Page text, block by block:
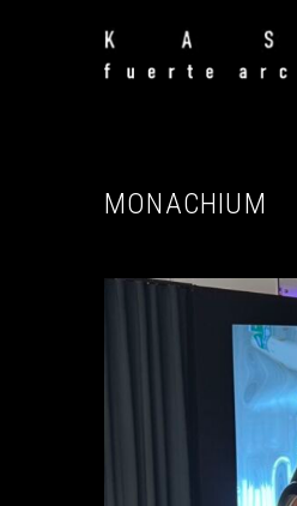
MONACHIUM